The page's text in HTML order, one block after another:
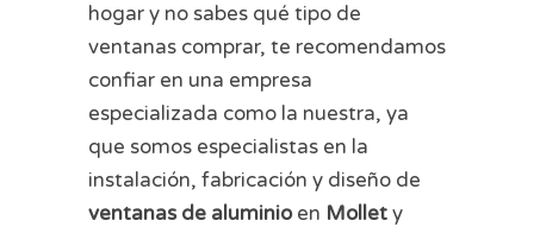
hogar y no sabes qué tipo de
ventanas comprar, te recomendamos
confiar en una empresa
especializada como la nuestra, ya
que somos especialistas en la
instalación, fabricación y diseño de
ventanas de aluminioen Mollety